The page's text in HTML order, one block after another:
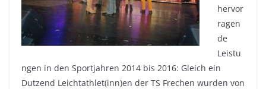
hervor
ragen
de
Leistu
ngen in den Sportjahren 2014 bis 2016: Gleich ein
Dutzend Leichtathlet(inn)en der TS Frechen wurden von